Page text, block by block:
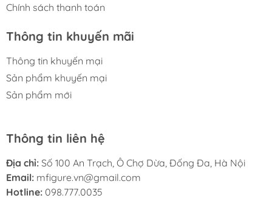
Chính sách thanh toán
Thông tin khuyến mãi
Thông tin khuyến mại
Sản phẩm khuyến mại
Sản phẩm mới
Thông tin liên hệ
Địa chỉ: Số 100 An Trạch, Ô Chợ Dừa, Đống Đa, Hà Nội
Email: mfigure.vn@gmail.com
Hotline: 098.777.0035